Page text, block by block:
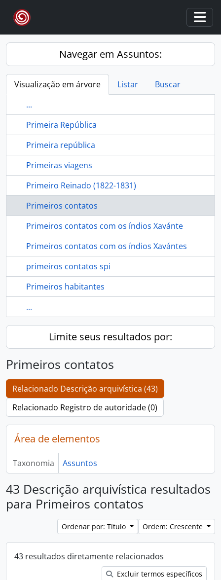
Skip to main content
Navegar em Assuntos:
Visualização em árvore Listar
Buscar
...
Primeira República
Primeira república
Primeiras viagens
Primeiro Reinado (1822-1831)
Primeiros contatos
Primeiros contatos com os índios Xavánte
Primeiros contatos com os índios Xavántes
primeiros contatos spi
Primeiros habitantes
...
Limite seus resultados por:
Primeiros contatos
Relacionado Descrição arquivística (43)
Relacionado Registro de autoridade (0)
Área de elementos
Taxonomia Assuntos
43 Descrição arquivística resultados
para Primeiros contatos
Ordenar por: Título Ordem: Crescente
43 resultados diretamente relacionados
Excluir termos específicos